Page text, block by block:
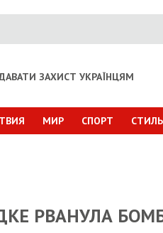
ЗАХИСТ УКРАЇНЦЯМ
МИР СПОРТ
РВАНУЛА